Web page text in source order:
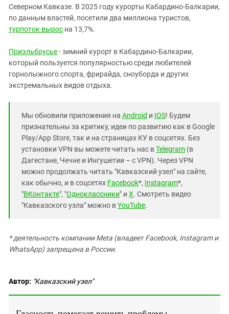
Северном Кавказе. В 2025 году курорты Кабардино-Балкарии,
по данным властей, посетили два миллиона туристов,
турпоток вырос на 13,7%.
Приэльбрусье- зимний курорт в Кабардино-Балкарии,
который пользуется популярностью среди любителей
горнолыжного спорта, фрирайда, сноуборда и других
экстремальных видов отдыха.
Мы обновили приложения на Android и IOS! Будем
признательны за критику, идеи по развитию как в Google
Play/App Store, так и на страницах КУ в соцсетях. Без
установки VPN вы можете читать нас вTelegram (в
Дагестане, Чечне и Ингушетии – с VPN). Через VPN
можно продолжать читать "Кавказский узел" на сайте,
как обычно, и в соцсетях Facebook*, Instagram*,
"ВКонтакте", "Одноклассники" и X. Смотреть видео
"Кавказского узла" можно вYouTube.
* деятельность компании Meta (владеет Facebook, Instagram и
WhatsApp) запрещена в России.
Автор: "Кавказский узел"